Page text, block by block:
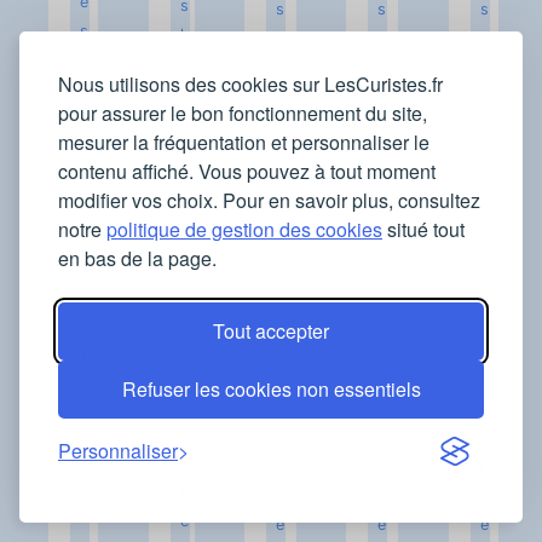
Nous utilisons des cookies sur LesCuristes.fr
pour assurer le bon fonctionnement du site,
mesurer la fréquentation et personnaliser le
contenu affiché. Vous pouvez à tout moment
modifier vos choix. Pour en savoir plus, consultez
notrepolitique de gestion des cookiessitué tout
en bas de la page.
Tout accepter
Refuser les cookies non essentiels
Personnaliser
s
o
c
a
t
i
o
n
i
s
l
c
a
t
i
o
n
s
r
e
s
l
c
a
t
i
o
n
e
s
l
c
a
t
i
o
n
e
s
l
o
e